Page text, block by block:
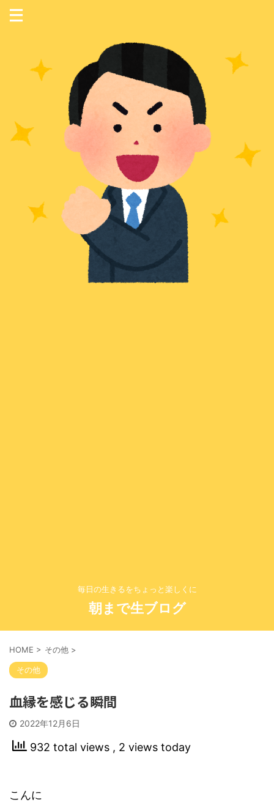
毎日の生きるをちょっと楽しくに
朝まで生ブログ
HOME > その他 >
その他
血縁を感じる瞬間
2022年12月6日
932 total views , 2 views today
こんに